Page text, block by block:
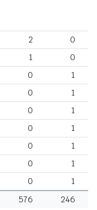
2
0
1
0
0
1
0
1
0
1
0
1
0
1
0
1
0
1
576 246